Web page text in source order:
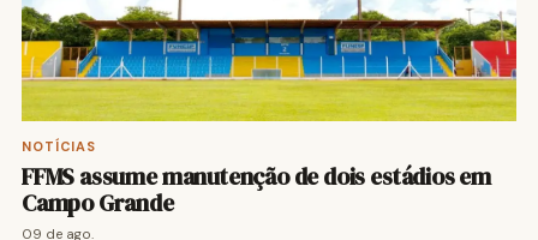
NOTÍCIAS
FFMS assume manutenção de dois estádios em
Campo Grande
09 de ago.